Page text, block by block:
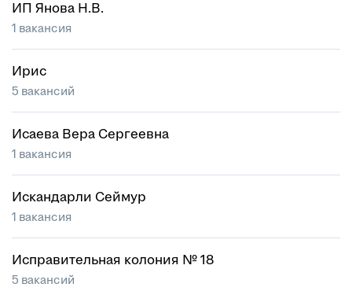
ИП Янова Н.В.
1 вакансия
Ирис
5 вакансий
Исаева Вера Сергеевна
1 вакансия
Искандарли Сеймур
1 вакансия
Исправительная колония № 18
5 вакансий